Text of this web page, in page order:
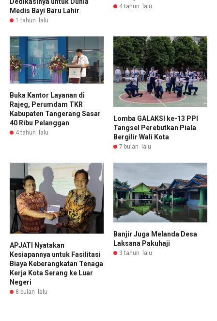
Medis Bayi Baru Lahir
1 tahun lalu
4 tahun lalu
Buka Kantor Layanan di
Rajeg, Perumdam TKR
Kabupaten Tangerang Sasar
40 Ribu Pelanggan
4 tahun lalu
Lomba GALAKSI ke-13 PPI
Tangsel Perebutkan Piala
Bergilir Wali Kota
7 bulan lalu
APJATI Nyatakan
Kesiapannya untuk Fasilitasi
Biaya Keberangkatan Tenaga
Kerja Kota Serang ke Luar
Negeri
8 bulan lalu
Banjir Juga Melanda Desa
Laksana Pakuhaji
3 tahun lalu